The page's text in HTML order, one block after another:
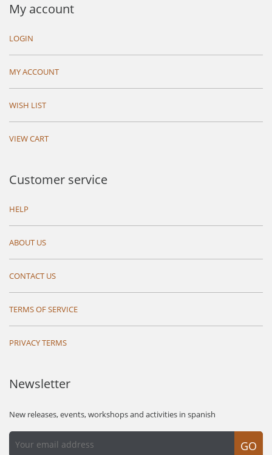
My account
LOGIN
MY ACCOUNT
WISH LIST
VIEW CART
Customer service
HELP
ABOUT US
CONTACT US
TERMS OF SERVICE
PRIVACY TERMS
Newsletter
New releases, events, workshops and activities in spanish
GO